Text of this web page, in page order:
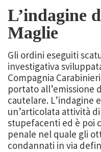
L’indagine
Maglie
Gli ordini eseguiti
investigativa
Compagnia
portato all’emissione
cautelare. L’indagine
un’articolata attività
stupefacenti ed è poi
penale nel quale gli
condannati in via